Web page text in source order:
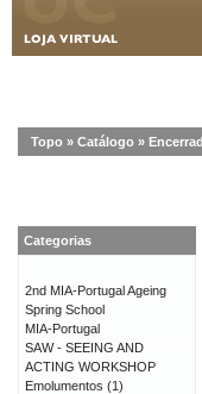
Topo » Catálogo »
Categorias
2nd MIA-Portugal Ageing
Spring School
MIA-Portugal
SAW - SEEING AND
ACTING WORKSHOP
Emolumentos (1)